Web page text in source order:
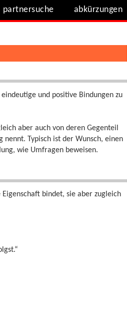
partnersuche abkürzungen
und positive Bindungen zu
aber auch von deren Gegenteil
Typisch ist der Wunsch, einen
wie Umfragen beweisen.
bindet, sie aber zugleich